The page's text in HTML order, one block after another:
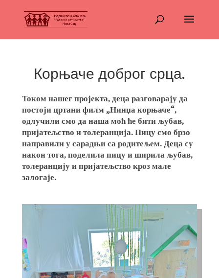
Корњаче доброг срца.
Током нашег пројекта, деца разговарају да
постоји цртани филм „Нинџа корњаче“,
одлучили смо да наша моћ ће бити љубав,
пријатељство и толеранција. Пицу смо брзо
направили у сарадњи са родитељем. Деца су
након тога, поделила пицу и ширила љубав,
толеранцију и пријатељство кроз мале
залогаје.